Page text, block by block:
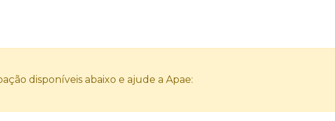
disponíveis abaixo e ajude a Apae: